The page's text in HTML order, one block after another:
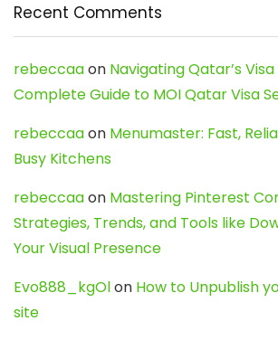
Recent Comments
rebeccaaon Navigating Qatar’s
Complete Guide to MOI Qatar Visa
rebeccaaon Menumaster: Fast,
Busy Kitchens
rebeccaaon Mastering Pinterest
Strategies, Trends, and Tools like
Your Visual Presence
Evo888_kgOlon How to Unpublish
site